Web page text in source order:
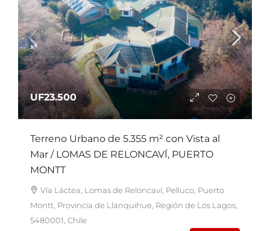
UF23.500
Terreno Urbano de 5.355 m² con Vista al
Mar / LOMAS DE RELONCAVÍ, PUERTO
MONTT
Vía Láctea, Lomas de Reloncaví, Pelluco, Puerto
Montt, Provincia de Llanquihue, Región de Los Lagos,
5480001, Chile